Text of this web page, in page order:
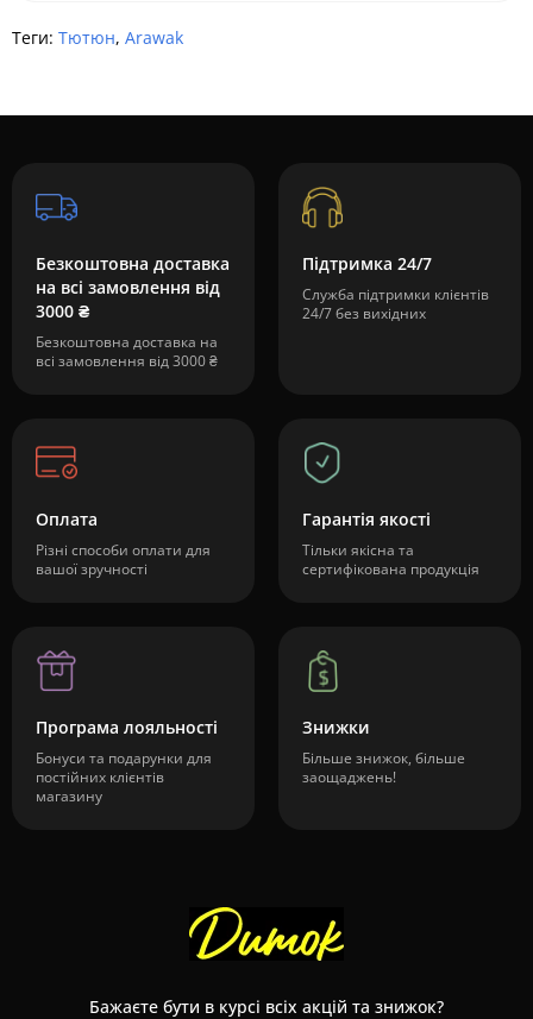
Теги: Тютюн, Arawak
Безкоштовна доставка
на всі замовлення від
3000 ₴
Безкоштовна доставка на
всі замовлення від 3000 ₴
Підтримка 24/7
Служба підтримки клієнтів
24/7 без вихідних
Оплата
Різні способи оплати для
вашої зручності
Гарантія якості
Тільки якісна та
сертифікована продукція
Програма лояльності
Бонуси та подарунки для
постійних клієнтів
магазину
Знижки
Більше знижок, більше
заощаджень!
Бажаєте бути в курсі всіх акцій та знижок?